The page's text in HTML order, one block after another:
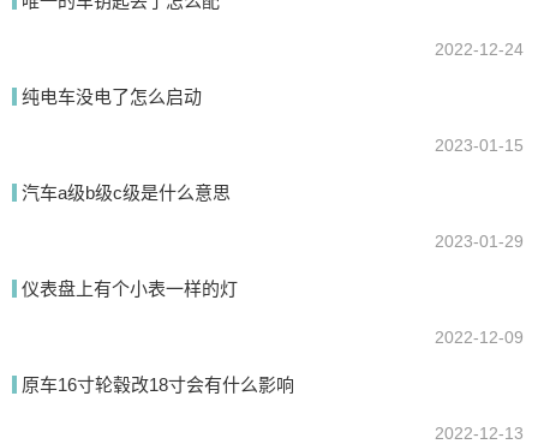
提交
2022-12-24
纯电车没电了怎么启动
2023-01-15
汽车a级b级c级是什么意思
2023-01-29
仪表盘上有个小表一样的灯
2022-12-09
原车16寸轮毂改18寸会有什么影响
2022-12-13